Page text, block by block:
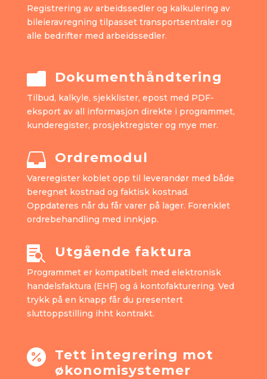
Registrering av arbeidssedler og kalkulering av
bileieravregning tilpasset transportsentraler og
alle bedrifter med arbeidssedler.
 Dokumenthåndtering
Tilbud, kalkyle, sjekklister, epost med PDF-
eksport av all informasjon direkte i programmet,
kunderegister, prosjektregister og mye mer.
 Ordremodul
Vareregister koblet opp til leverandør med både
beregnet kostnad og faktisk kostnad.
Oppdateres når du får varer på lager. Forenklet
ordrebehandling med innkjøp.
 Utgående faktura
Programmet er kompatibelt med elektronisk
handelsfaktura (EHF) og á kontofakturering. Ved
trykk på en knapp får du presentert
sluttoppstilling ihht kontrakt.
 Tett integrering mot
økonomisystemer